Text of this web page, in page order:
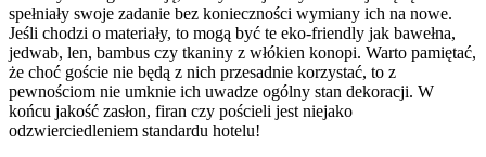
spełniały swoje zadanie bez konieczności wymiany ich na nowe.
Jeśli chodzi o materiały, to mogą być te eko-friendly jak bawełna,
jedwab, len, bambus czy tkaniny z włókien konopi. Warto pamiętać,
że choć goście nie będą z nich przesadnie korzystać, to z
pewnościom nie umknie ich uwadze ogólny stan dekoracji. W
końcu jakość zasłon, firan czy pościeli jest niejako
odzwierciedleniem standardu hotelu!